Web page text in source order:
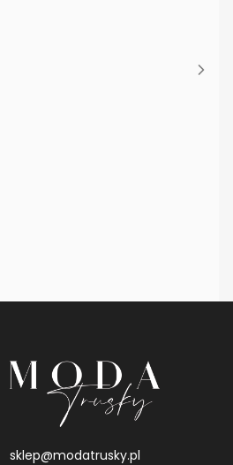
sklep@modatrusky.pl